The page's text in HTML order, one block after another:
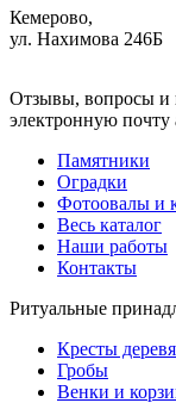
Кемерово,
ул. Нахимова 246Б
Отзывы, вопросы и
электронную почту
Памятники
Оградки
Фотоовалы и
Весь каталог
Наши работы
Контакты
Ритуальные
Кресты
Гробы
Венки и